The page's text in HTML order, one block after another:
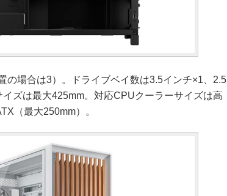
場合は3）。ドライブベイ数は3.5インチ×1、2.5
ズは最大425mm。対応CPUクーラーサイズは高
（最大250mm）。